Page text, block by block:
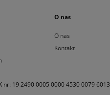
O nas
O nas
Kontakt
nr: 19 2490 0005 0000 4530 0079 6013